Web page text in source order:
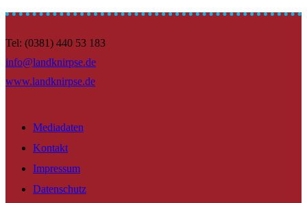
Tel: (0381) 440 53 183
info@landknirpse.de
www.landknirpse.de
Mediadaten
Kontakt
Impressum
Datenschutz